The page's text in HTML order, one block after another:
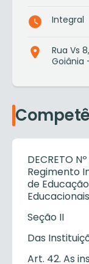
Integral
Rua Vs
Goiânia
DECRETO
Regimento
de
Educacionais
Seção II
Das
Art. 42. As